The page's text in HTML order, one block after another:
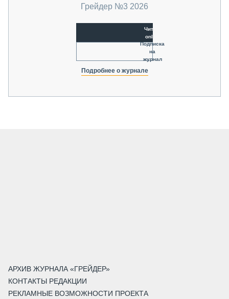
Грейдер №3 2026
Читать
online
Подписка
на
журнал
Подробнее о журнале
АРХИВ ЖУРНАЛА «ГРЕЙДЕР»
КОНТАКТЫ РЕДАКЦИИ
РЕКЛАМНЫЕ ВОЗМОЖНОСТИ ПРОЕКТА